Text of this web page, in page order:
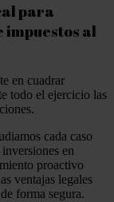
para
al
en cuadrar
todo el ejercicio las
cada caso
en
proactivo
ventajas legales
forma segura.